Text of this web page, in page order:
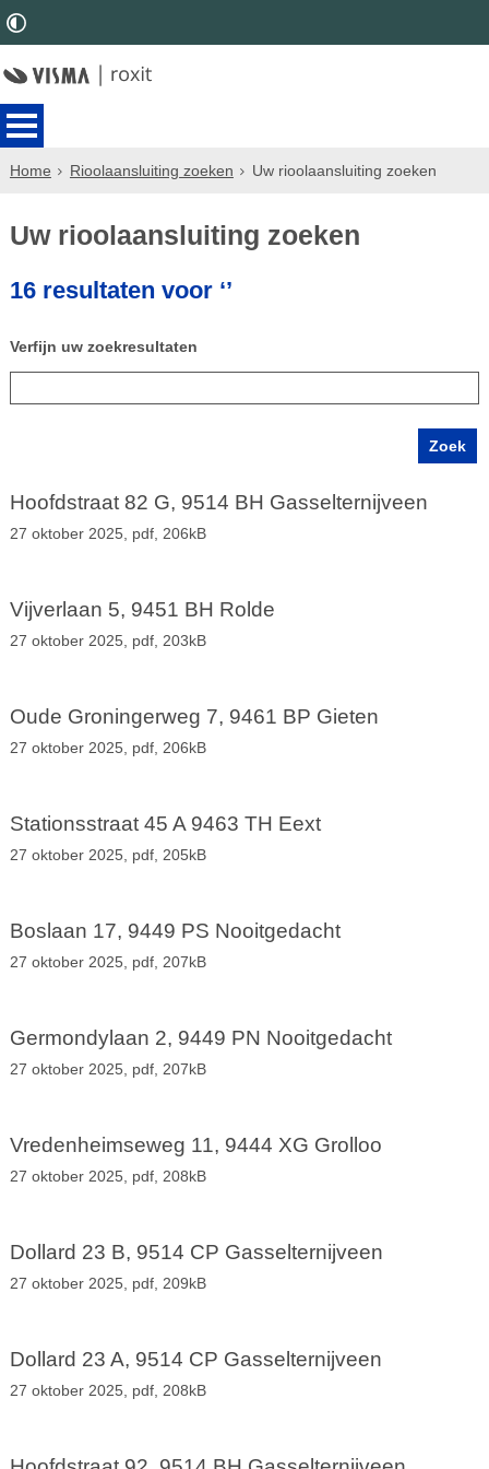
Home Rioolaansluiting zoeken Uw rioolaansluiting zoeken
Uw rioolaansluiting zoeken
16 resultaten voor ‘’
Verfijn uw zoekresultaten
Hoofdstraat 82 G, 9514 BH Gasselternijveen
27 oktober 2025, pdf, 206kB
Vijverlaan 5, 9451 BH Rolde
27 oktober 2025, pdf, 203kB
Oude Groningerweg 7, 9461 BP Gieten
27 oktober 2025, pdf, 206kB
Stationsstraat 45 A 9463 TH Eext
27 oktober 2025, pdf, 205kB
Boslaan 17, 9449 PS Nooitgedacht
27 oktober 2025, pdf, 207kB
Germondylaan 2, 9449 PN Nooitgedacht
27 oktober 2025, pdf, 207kB
Vredenheimseweg 11, 9444 XG Grolloo
27 oktober 2025, pdf, 208kB
Dollard 23 B, 9514 CP Gasselternijveen
27 oktober 2025, pdf, 209kB
Dollard 23 A, 9514 CP Gasselternijveen
27 oktober 2025, pdf, 208kB